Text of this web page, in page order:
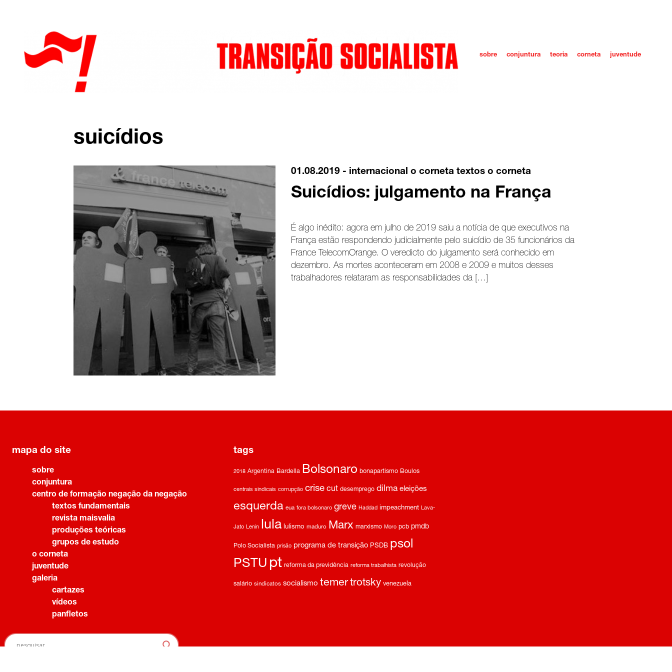
sobre conjuntura teoria corneta juventude
suicídios
01.08.2019 - internacional o corneta textos o corneta
Suicídios: julgamento na França
É algo inédito: agora em julho de 2019 saiu a notícia de que executivos na
França estão respondendo judicialmente pelo suicídio de 35 funcionários da
France TelecomOrange. O veredicto do julgamento será conhecido em
dezembro. As mortes aconteceram em 2008 e 2009 e muitos desses
trabalhadores relataram as responsabilidades da […]
mapa do site
sobre
conjuntura
centro de formação negação da negação
textos fundamentais
revista maisvalia
produções teóricas
grupos de estudo
o corneta
juventude
galeria
cartazes
vídeos
panfletos
tags
2018 Argentina Bardella Bolsonaro bonapartismo Boulos
centrais sindicais corrupção crise cut desemprego dilma eleições
esquerda eua fora bolsonaro greve Haddad impeachment Lava-
Jato Lenin lula lulismo maduro Marx marxismo Moro pcb pmdb
Polo Socialista prisão programa de transição PSDB psol
PSTU pt reforma da previdência reforma trabalhista revolução
salário sindicatos socialismo temer trotsky venezuela